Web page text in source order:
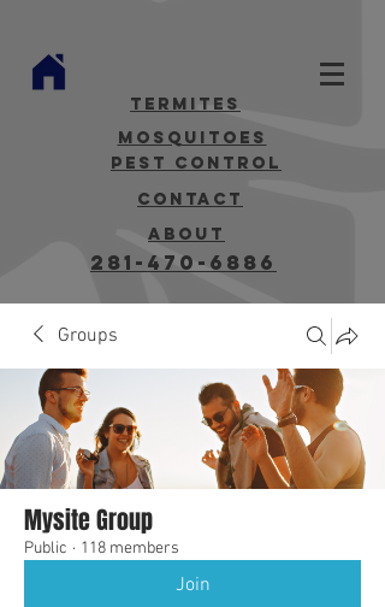
termites
mosquitoes
Pest Control
contact
about
281-470-6886
Groups
Mysite Group
Public · 118 members
Join